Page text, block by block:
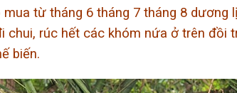
từ tháng 6 tháng 7 tháng 8 dương
chui, rúc hết các khóm nứa ở trên đồi
biến.